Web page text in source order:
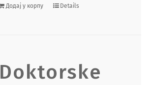
Додај у корпу Details
Doktorske